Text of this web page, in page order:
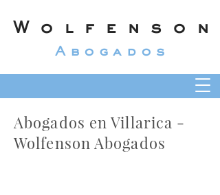
Wolfenson
Abogados
Abogados en Villarica -
Wolfenson Abogados